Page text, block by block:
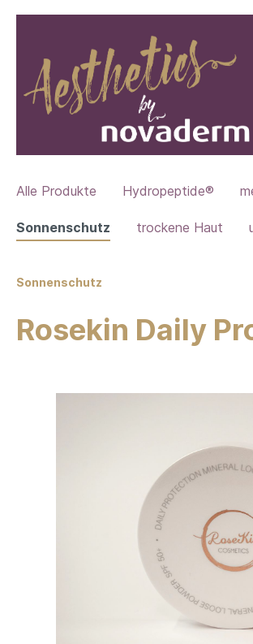
Alle Produkte Hydropeptide®
Sonnenschutz trockene Haut
Sonnenschutz
Rosekin Daily